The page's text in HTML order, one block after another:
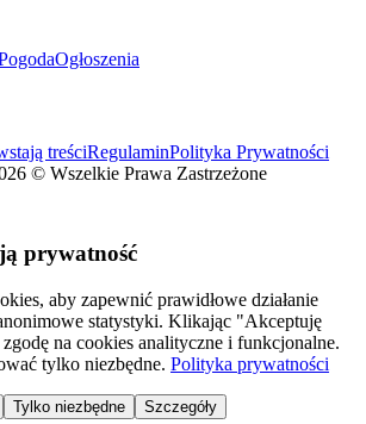
Ogłoszenia
treściRegulaminPolityka Prywatności
© Wszelkie Prawa Zastrzeżone
prywatność
aby zapewnić prawidłowe działanie
statystyki. Klikając "Akceptuję
na cookies analityczne i funkcjonalne.
tylko niezbędne. Polityka prywatności
Tylko niezbędne Szczegóły